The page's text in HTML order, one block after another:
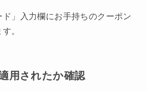
ド」入力欄にお手持ちのクーポン
。
用されたか確認